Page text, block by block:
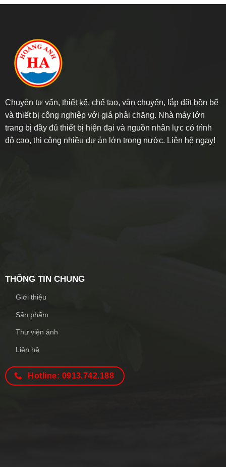
Chuyên tư vấn, thiết kế, chế tạo, vận chuyển, lắp đặt bồn bể
và thiết bị công nghiệp với giá phải chăng. Nhà máy lớn
trang bị đầy đủ thiết bị hiện đại và nguồn nhân lực có trình
độ cao, thi công nhiều dự án lớn trong nước. Liên hệ ngay!
THÔNG TIN CHUNG
Giới thiệu
Sản phẩm
Thư viện ảnh
Liên hệ
Hotline: 0913.742.188